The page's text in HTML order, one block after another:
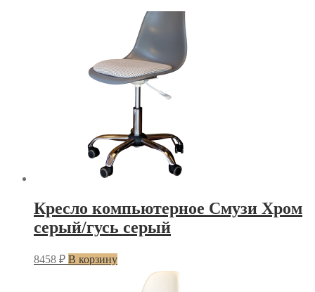
Кресло компьютерное Смузи Хром
серый/гусь серый
8458 ₽ В корзину